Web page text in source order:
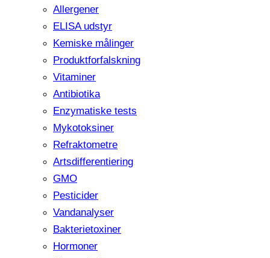
Allergener
ELISA udstyr
Kemiske målinger
Produktforfalskning
Vitaminer
Antibiotika
Enzymatiske tests
Mykotoksiner
Refraktometre
Artsdifferentiering
GMO
Pesticider
Vandanalyser
Bakterietoxiner
Hormoner